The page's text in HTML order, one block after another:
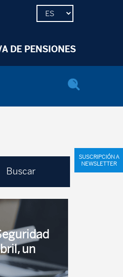
DE PENSIONES
un
SUSCRIPCIÓN A
NEWSLETTER